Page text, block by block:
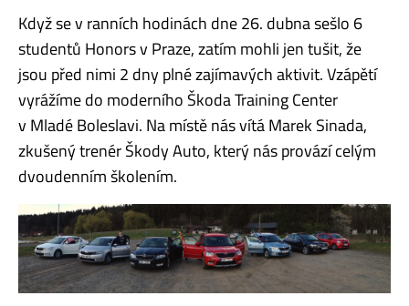
Když se v ranních hodinách dne 26. dubna sešlo 6
studentů Honors v Praze, zatím mohli jen tušit, že
jsou před nimi 2 dny plné zajímavých aktivit. Vzápětí
vyrážíme do moderního Škoda Training Center
v Mladé Boleslavi. Na místě nás vítá Marek Sinada,
zkušený trenér Škody Auto, který nás provází celým
dvoudenním školením.